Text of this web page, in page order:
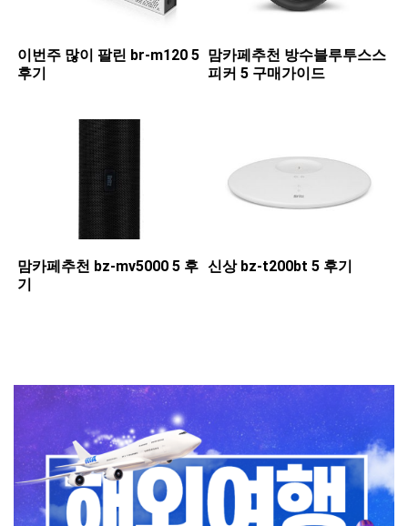
이번주 많이 팔린 ​br-m120 5
후기
맘카페추천 ​방수블루투스스
피커 5 구매가이드
맘카페추천 ​bz-mv5000 5 후
기
신상 ​bz-t200bt 5 후기